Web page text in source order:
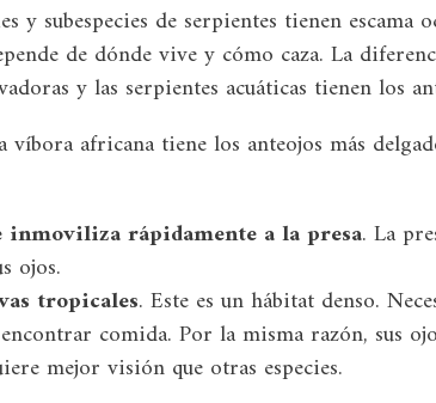
y subespecies de serpientes tienen
de dónde vive y cómo caza. La
y las serpientes acuáticas tienen los
víbora africana tiene los anteojos más
inmoviliza rápidamente a la presa. La
ojos.
tropicales. Este es un hábitat denso.
comida. Por la misma razón, sus
mejor visión que otras especies.